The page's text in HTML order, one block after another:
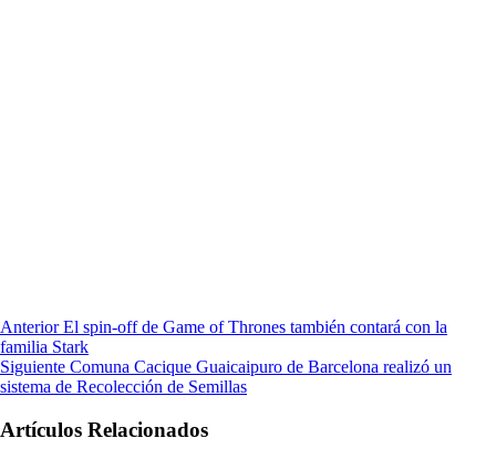
Anterior El spin-off de Game of Thrones también contará con la
familia Stark
Siguiente Comuna Cacique Guaicaipuro de Barcelona realizó un
sistema de Recolección de Semillas
Artículos Relacionados